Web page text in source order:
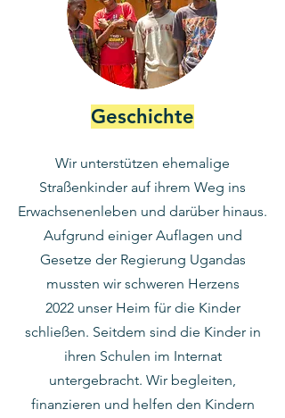
Geschichte
Wir unterstützen ehemalige
Straßenkinder auf ihrem Weg ins
Erwachsenenleben und darüber hinaus.
Aufgrund einiger Auflagen und
Gesetze der Regierung Ugandas
mussten wir schweren Herzens
2022unser Heim für die Kinder
schließen. Seitdem sind die Kinder in
ihren Schulen im Internat
untergebracht. Wir begleiten,
finanzieren und helfen den Kindern